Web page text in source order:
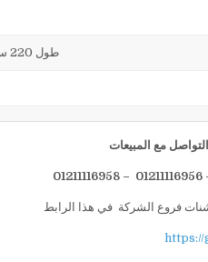
طول 220 سم × عرض 120 سم × ارتفاع 216
مع المبيعات
فروع الشركة في هذا الرابط
https://